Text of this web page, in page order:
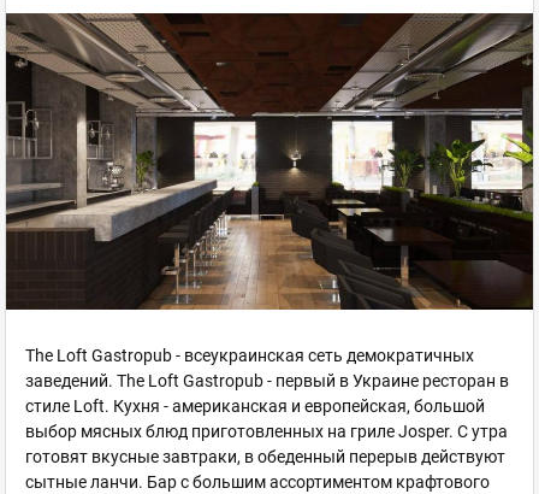
The Loft Gastropub - всеукраинская сеть демократичных
заведений. The Loft Gastropub - первый в Украине ресторан в
стиле Loft. Кухня - американская и европейская, большой
выбор мясных блюд приготовленных на гриле Josper. С утра
готовят вкусные завтраки, в обеденный перерыв действуют
сытные ланчи. Бар с большим ассортиментом крафтового